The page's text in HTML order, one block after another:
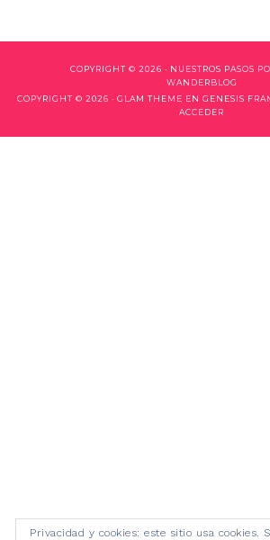
COPYRIGHT © 2026 · NUESTROS PASOS
WANDERBLOG
COPYRIGHT © 2026 · GLAM THEME EN GENESIS
ACCEDER
Privacidad y cookies: este sitio usa cookies.